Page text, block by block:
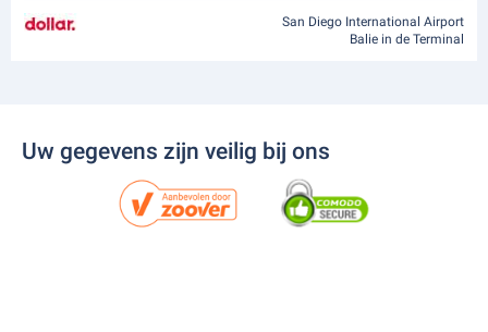
San Diego International Airport
Balie in de Terminal
Uw gegevens zijn veilig bij ons